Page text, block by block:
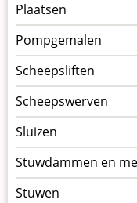
Plaatsen
Pompgemalen
Scheepsliften
Scheepswerven
Sluizen
Stuwdammen en
Stuwen